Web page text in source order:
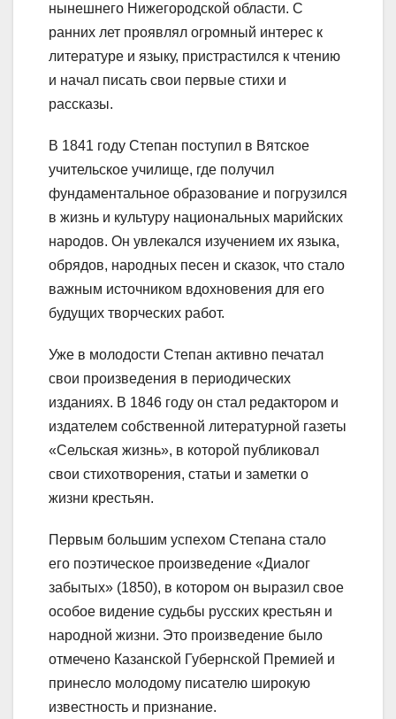
нынешнего Нижегородской области. С
ранних лет проявлял огромный интерес к
литературе и языку, пристрастился к чтению
и начал писать свои первые стихи и
рассказы.
В 1841 году Степан поступил в Вятское
учительское училище, где получил
фундаментальное образование и погрузился
в жизнь и культуру национальных марийских
народов. Он увлекался изучением их языка,
обрядов, народных песен и сказок, что стало
важным источником вдохновения для его
будущих творческих работ.
Уже в молодости Степан активно печатал
свои произведения в периодических
изданиях. В 1846 году он стал редактором и
издателем собственной литературной газеты
«Сельская жизнь», в которой публиковал
свои стихотворения, статьи и заметки о
жизни крестьян.
Первым большим успехом Степана стало
его поэтическое произведение «Диалог
забытых» (1850), в котором он выразил свое
особое видение судьбы русских крестьян и
народной жизни. Это произведение было
отмечено Казанской Губернской Премией и
принесло молодому писателю широкую
известность и признание.